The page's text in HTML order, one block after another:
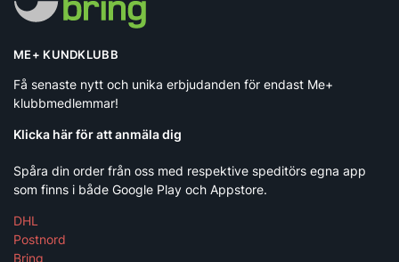
ME+ KUNDKLUBB
Få senaste nytt och unika erbjudanden för endast Me+
klubbmedlemmar!
Klicka här för att anmäla dig
Spåra din order från oss med respektive speditörs egna app
som finns i både Google Play och Appstore.
DHL
Postnord
Bring